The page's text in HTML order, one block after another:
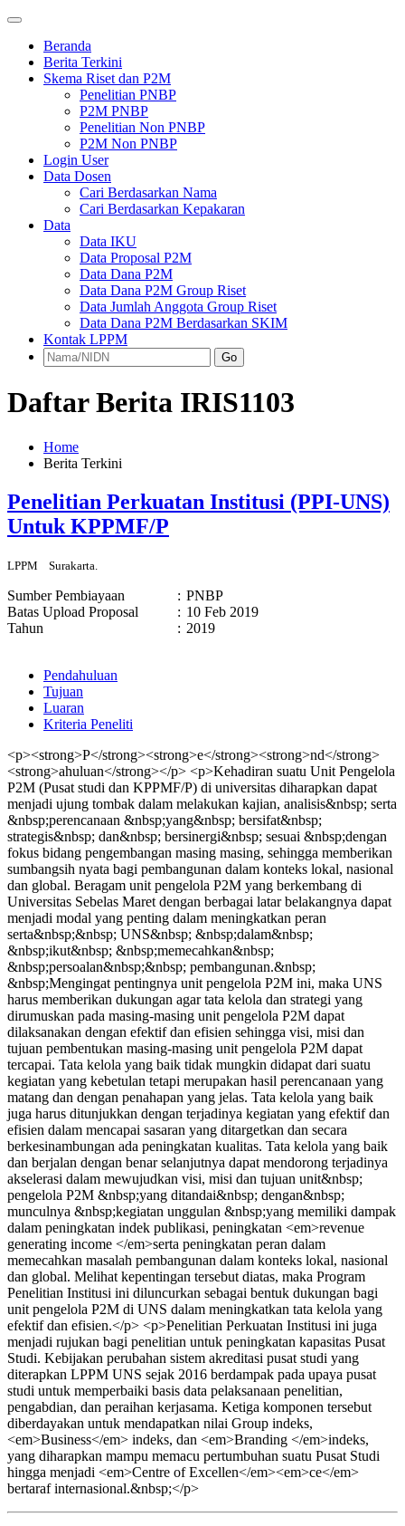
Beranda
Berita Terkini
Skema Riset dan P2M
Penelitian PNBP
P2M PNBP
Penelitian Non PNBP
P2M Non PNBP
Login User
Data Dosen
Cari Berdasarkan Nama
Cari Berdasarkan Kepakaran
Data
Data IKU
Data Proposal P2M
Data Dana P2M
Data Dana P2M Group Riset
Data Jumlah Anggota Group Riset
Data Dana P2M Berdasarkan SKIM
Kontak LPPM
Go
Daftar Berita IRIS1103
Home
Berita Terkini
Penelitian Perkuatan Institusi (PPI-UNS)
Untuk KPPMF/P
LPPM Surakarta.
Sumber Pembiayaan : PNBP
Batas Upload Proposal
: 10 Feb 2019
Tahun
: 2019
Pendahuluan
Tujuan
Luaran
Kriteria Peneliti
<p><strong>P</strong><strong>e</strong><strong>nd</strong>
<strong>ahuluan</strong></p> <p>Kehadiran suatu Unit Pengelola
P2M (Pusat studi dan KPPMF/P) di universitas diharapkan dapat
menjadi ujung tombak dalam melakukan kajian, analisis&nbsp; serta
&nbsp;perencanaan &nbsp;yang&nbsp; bersifat&nbsp;
strategis&nbsp; dan&nbsp; bersinergi&nbsp; sesuai &nbsp;dengan
fokus bidang pengembangan masing masing, sehingga memberikan
sumbangsih nyata bagi pembangunan dalam konteks lokal, nasional
dan global. Beragam unit pengelola P2M yang berkembang di
Universitas Sebelas Maret dengan berbagai latar belakangnya dapat
menjadi modal yang penting dalam meningkatkan peran
serta&nbsp;&nbsp; UNS&nbsp; &nbsp;dalam&nbsp;
&nbsp;ikut&nbsp; &nbsp;memecahkan&nbsp;
&nbsp;persoalan&nbsp;&nbsp; pembangunan.&nbsp;
&nbsp;Mengingat pentingnya unit pengelola P2M ini, maka UNS
harus memberikan dukungan agar tata kelola dan strategi yang
dirumuskan pada masing-masing unit pengelola P2M dapat
dilaksanakan dengan efektif dan efisien sehingga visi, misi dan
tujuan pembentukan masing-masing unit pengelola P2M dapat
tercapai. Tata kelola yang baik tidak mungkin didapat dari suatu
kegiatan yang kebetulan tetapi merupakan hasil perencanaan yang
matang dan dengan penahapan yang jelas. Tata kelola yang baik
juga harus ditunjukkan dengan terjadinya kegiatan yang efektif dan
efisien dalam mencapai sasaran yang ditargetkan dan secara
berkesinambungan ada peningkatan kualitas. Tata kelola yang baik
dan berjalan dengan benar selanjutnya dapat mendorong terjadinya
akselerasi dalam mewujudkan visi, misi dan tujuan unit&nbsp;
pengelola P2M &nbsp;yang ditandai&nbsp; dengan&nbsp;
munculnya &nbsp;kegiatan unggulan &nbsp;yang memiliki dampak
dalam peningkatan indek publikasi, peningkatan <em>revenue
generating income </em>serta peningkatan peran dalam
memecahkan masalah pembangunan dalam konteks lokal, nasional
dan global. Melihat kepentingan tersebut diatas, maka Program
Penelitian Institusi ini diluncurkan sebagai bentuk dukungan bagi
unit pengelola P2M di UNS dalam meningkatkan tata kelola yang
efektif dan efisien.</p> <p>Penelitian Perkuatan Institusi ini juga
menjadi rujukan bagi penelitian untuk peningkatan kapasitas Pusat
Studi. Kebijakan perubahan sistem akreditasi pusat studi yang
diterapkan LPPM UNS sejak 2016 berdampak pada upaya pusat
studi untuk memperbaiki basis data pelaksanaan penelitian,
pengabdian, dan peraihan kerjasama. Ketiga komponen tersebut
diberdayakan untuk mendapatkan nilai Group indeks,
<em>Business</em> indeks, dan <em>Branding </em>indeks,
yang diharapkan mampu memacu pertumbuhan suatu Pusat Studi
hingga menjadi <em>Centre of Excellen</em><em>ce</em>
bertaraf internasional.&nbsp;</p>